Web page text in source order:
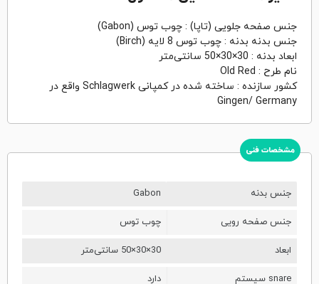
جنس صفحه جلویی (تاپا) : چوب توس (Gabon)
جنس بدنه بدنه : چوب توس 8 لایه (Birch)
ابعاد بدنه : 30×30×50 سانتی‌متر
نام طرح : Old Red
کشور سازنده : ساخته شده در کمپانی Schlagwerk واقع در
Gingen/ Germany
مشخصات فنی
جنس بدنه Gabon
جنس صفحه رویی چوب توس
ابعاد 30×30×50 سانتی‌متر
سیستم snare دارد